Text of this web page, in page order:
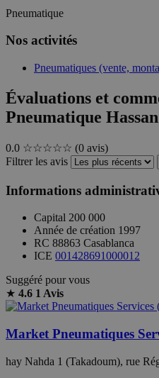
Pneumatique
Nos activités
Pneumatiques (vente,
Évaluations et
Pneumatique
0.0 ☆☆☆☆☆ (0 avis)
Filtrer les avis
Informations
Capital 200 000
Année de création 1997
RC 88863 Casablanca
ICE 001428691000012
Suggéré pour vous
★ 4.6 1 Avis
Market Pneumatiques
hay Nahda 1 (Takadoum), rue